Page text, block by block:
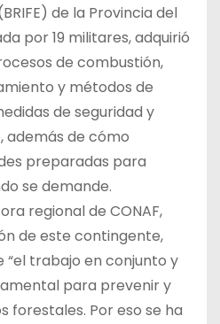
de la Provincia del
por 19 militares, adquirió
de combustión,
y métodos de
de seguridad y
de cómo
preparadas para
se demande.
regional de CONAF,
de este contingente,
“el trabajo en conjunto y
para prevenir y
forestales. Por eso se ha